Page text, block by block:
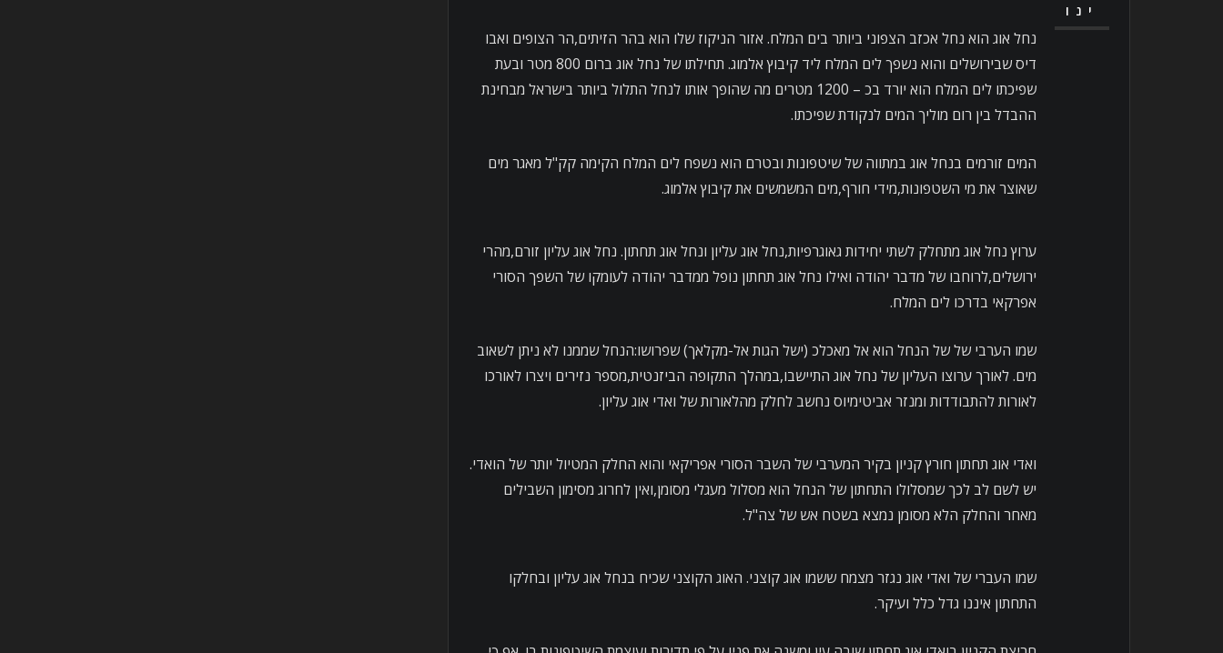
ינו
נחל אוג הוא נחל אכזב הצפוני ביותר בים המלח. אזור הניקוז שלו הוא בהר הזיתים,הר הצופים ואבו
דיס שבירושלים והוא נשפך לים המלח ליד קיבוץ אלמוג. תחילתו של נחל אוג ברום 800 מטר ובעת
שפיכתו לים המלח הוא יורד בכ – 1200 מטרים מה שהופך אותו לנחל התלול ביותר בישראל מבחינת
ההבדל בין רום מוליך המים לנקודת שפיכתו.
המים זורמים בנחל אוג במתווה של שיטפונות ובטרם הוא נשפח לים המלח הקימה קק"ל מאגר מים
שאוצר את מי השטפונות,מידי חורף,מים המשמשים את קיבוץ אלמוג.
ערוץ נחל אוג מתחלק לשתי יחידות גאוגרפיות,נחל אוג עליון ונחל אוג תחתון. נחל אוג עליון זורם,מהרי
ירושלים,לרוחבו של מדבר יהודה ואילו נחל אוג תחתון נופל ממדבר יהודה לעומקו של השפך הסורי
אפרקאי בדרכו לים המלח.
שמו הערבי של של הנחל הוא אל מאכלכ (ישל הגות אל-מקלאך) שפרושו:הנחל שממנו לא ניתן לשאוב
מים. לאורך ערוצו העליון של נחל אוג התיישבו,במהלך התקופה הביזנטית,מספר נזירים ויצרו לאורכו
לאורות להתבודדות ומנזר אביטימיוס נחשב לחלק מהלאורות של ואדי אוג עליון.
ואדי אוג תחתון חורץ קניון בקיר המערבי של השבר הסורי אפריקאי והוא החלק המטיול יותר של הואדי.
יש לשם לב לכך שמסלולו התחתון של הנחל הוא מסלול מעגלי מסומן,ואין לחרוג מסימון השבילים
מאחר והחלק הלא מסומן נמצא בשטח אש של צה"ל.
שמו העברי של ואדי אוג נגזר מצמח ששמו אוג קוצני. האוג הקוצני שכיח בנחל אוג עליון ובחלקו
התחתון איננו גדל כלל ועיקר.